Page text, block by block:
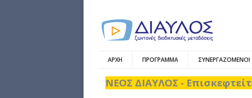
ΑΡΧΗ ΠΡΟΓΡΑΜΜΑ ΣΥΝΕΡΓΑΖΟΜΕΝΟΙ
ΝΕΟΣ ΔΙΑΥΛΟΣ -